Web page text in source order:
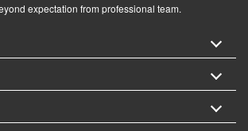
expectation from professional team.